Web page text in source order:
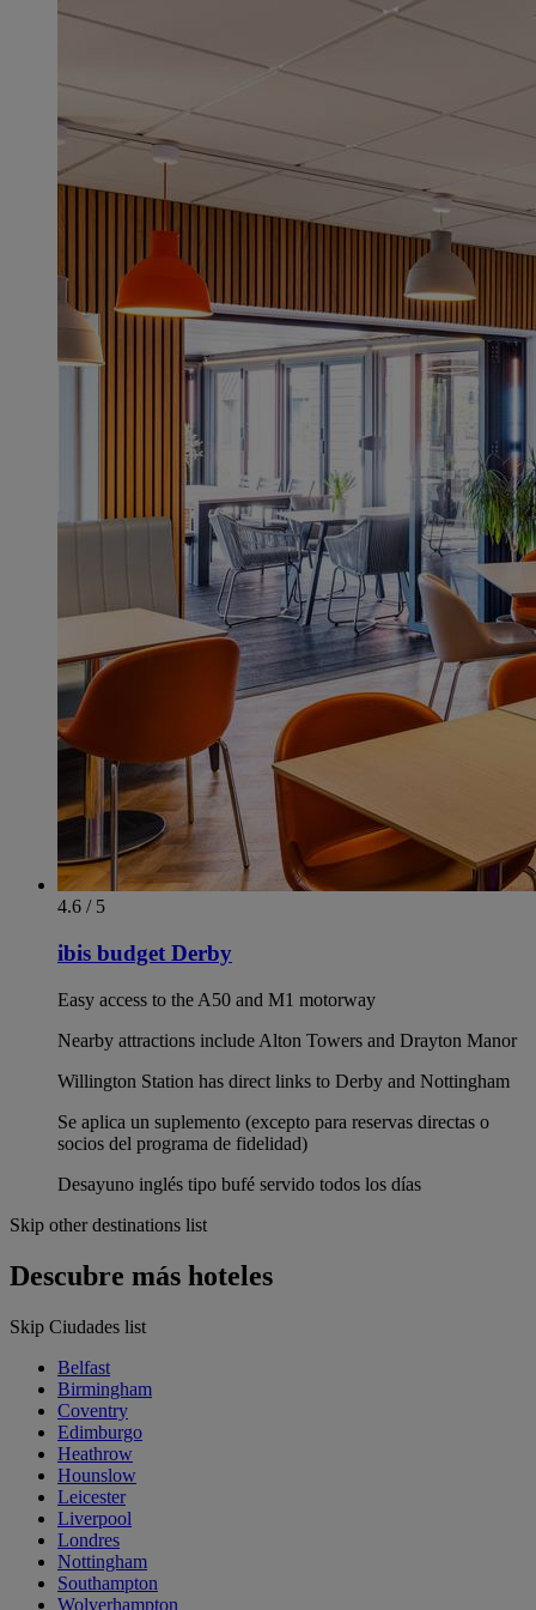
4.6 / 5
ibis budget Derby
Easy access to the A50 and M1 motorway
Nearby attractions include Alton Towers and Drayton Manor
Willington Station has direct links to Derby and Nottingham
Se aplica un suplemento (excepto para reservas directas o
socios del programa de fidelidad)
Desayuno inglés tipo bufé servido todos los días
Skip other destinations list
Descubre más hoteles
Skip Ciudades list
Belfast
Birmingham
Coventry
Edimburgo
Heathrow
Hounslow
Leicester
Liverpool
Londres
Nottingham
Southampton
Wolverhampton